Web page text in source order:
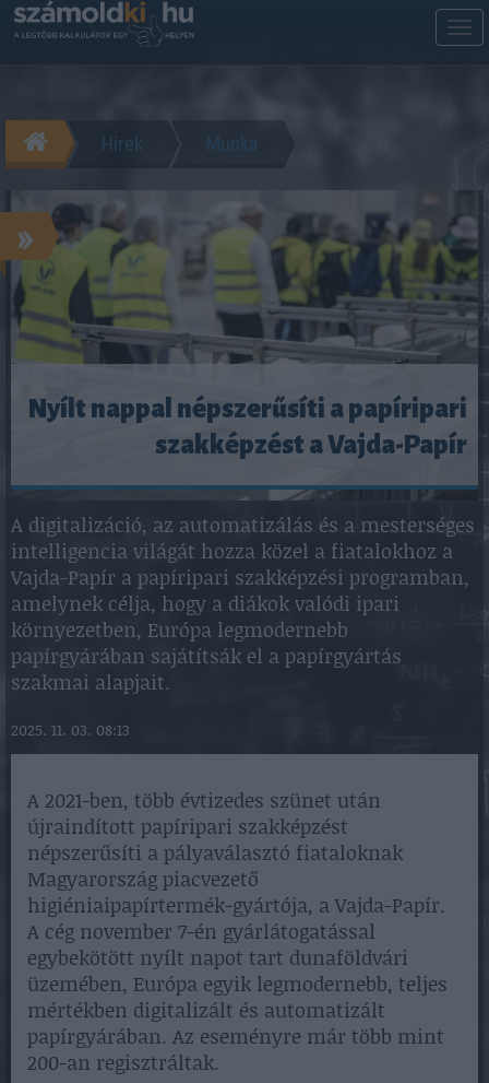
Hírek Munka
»
Nyílt nappal népszerűsíti a papíripari
szakképzést a Vajda-Papír
A digitalizáció, az automatizálás és a mesterséges
intelligencia világát hozza közel a fiatalokhoz a
Vajda-Papír a papíripari szakképzési programban,
amelynek célja, hogy a diákok valódi ipari
környezetben, Európa legmodernebb
papírgyárában sajátítsák el a papírgyártás
szakmai alapjait.
2025. 11. 03. 08:13
A 2021-ben, több évtizedes szünet után
újraindított papíripari szakképzést
népszerűsíti a pályaválasztó fiataloknak
Magyarország piacvezető
higiéniaipapírtermék-gyártója, a Vajda-Papír.
A cég november 7-én gyárlátogatással
egybekötött nyílt napot tart dunaföldvári
üzemében, Európa egyik legmodernebb, teljes
mértékben digitalizált és automatizált
papírgyárában. Az eseményre már több mint
200-an regisztráltak.